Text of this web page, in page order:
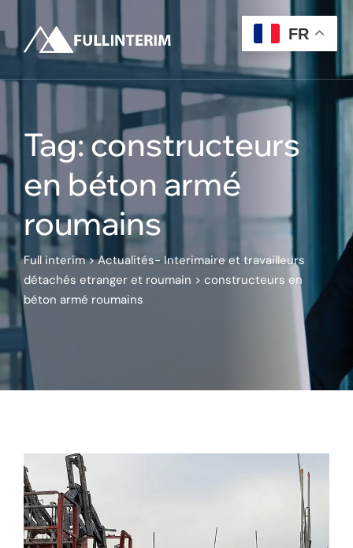
to
content
Tag: constructeurs
en béton armé
roumains
Full interim>Actualités- Interimaire et travailleurs
détachés etranger et roumain > constructeurs en
béton armé roumains
FR